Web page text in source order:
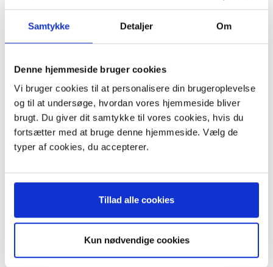
Samtykke Detaljer Om
Denne hjemmeside bruger cookies
Vi bruger cookies til at personalisere din brugeroplevelse
og til at undersøge, hvordan vores hjemmeside bliver
brugt. Du giver dit samtykke til vores cookies, hvis du
fortsætter med at bruge denne hjemmeside. Vælg de
typer af cookies, du accepterer.
Tillad alle cookies
Kun nødvendige cookies
Vax 5000
Vax 5100
Vax 5100 serien
Vax 5120
Vax 6130
Vax 6130SX
Vax Arlett
Vax Powa 4000
Vax Powa 4100
Vax Rapide 5100
Vax Rapide 5120
Vax Rapide 5140
Vax Rapide 5150
Indhold:
4 stk. støvsugerposer i papir